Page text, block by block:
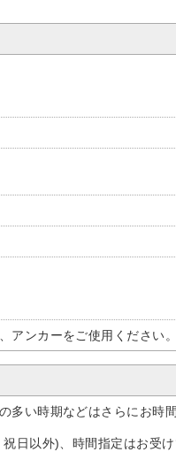
アンカーをご使用ください。
多い時期などはさらにお時
日以外)、時間指定はお受け